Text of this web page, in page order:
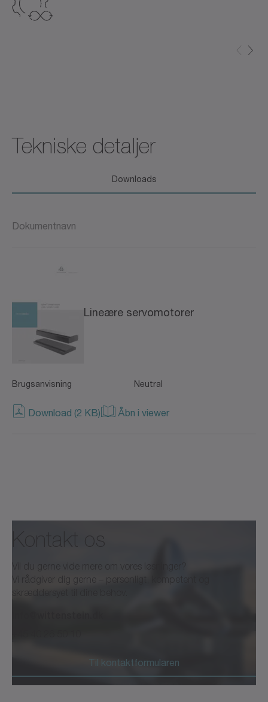
Tekniske detaljer
Downloads
Dokumentnavn
Lineære servomotorer
Brugsanvisning Neutral
Download (2 KB) Åbn i viewer
Vi rådgiver dig gerne – personligt, kompetent og
Til kontaktformularen